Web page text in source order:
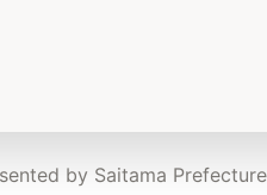
by Saitama